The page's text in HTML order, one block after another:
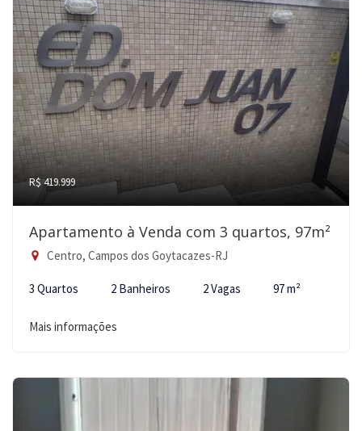
R$ 419.999
Apartamento à Venda com 3 quartos, 97m²
Centro, Campos dos Goytacazes-RJ
3 Quartos 2 Banheiros 2 Vagas 97 m²
Mais informações